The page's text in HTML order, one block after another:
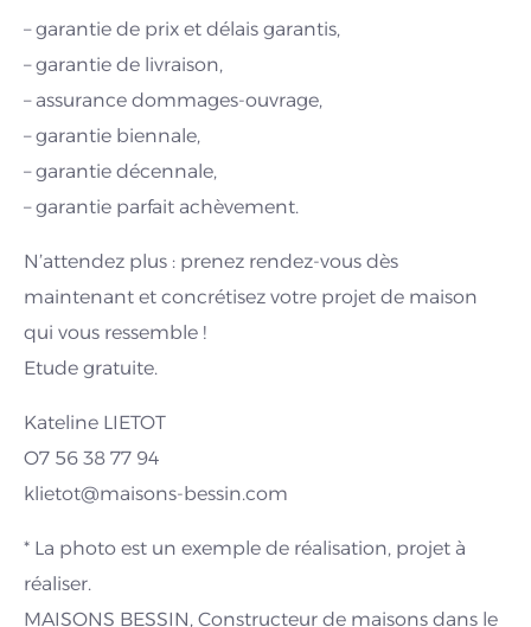
– garantie de prix et délais garantis,
– garantie de livraison,
– assurance dommages-ouvrage,
– garantie biennale,
– garantie décennale,
– garantie parfait achèvement.
N’attendez plus : prenez rendez-vous dès
maintenant et concrétisez votre projet de maison
qui vous ressemble !
Etude gratuite.
Kateline LIETOT
O7 56 38 77 94
klietot@maisons-bessin.com
* La photo est un exemple de réalisation, projet à
réaliser.
MAISONS BESSIN, Constructeur de maisons dans le